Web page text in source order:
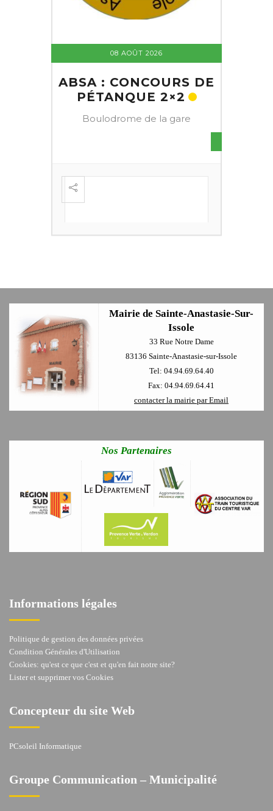
08 AOÛT 2026
ABSA : CONCOURS DE
PÉTANQUE 2×2
Boulodrome de la gare
Mairie de Sainte-Anastasie-Sur-
Issole
33 Rue Notre Dame
83136 Sainte-Anastasie-sur-Issole
Tel: 04.94.69.64.40
Fax: 04.94.69.64.41
contacter la mairie par Email
Nos Partenaires
Informations légales
Politique de gestion des données privées
Condition Générales d'Utilisation
Cookies: qu'est ce que c'est et qu'en fait notre site?
Lister et supprimer vos Cookies
Concepteur du site Web
PCsoleil Informatique
Groupe Communication – Municipalité